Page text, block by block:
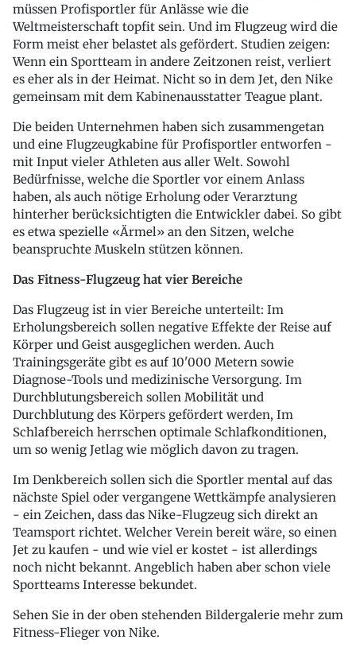
müssen Profisportler für Anlässe wie die
Weltmeisterschaft topfit sein. Und im Flugzeug wird die
Form meist eher belastet als gefördert. Studien zeigen:
Wenn ein Sportteam in andere Zeitzonen reist, verliert
es eher als in der Heimat. Nicht so in dem Jet, den Nike
gemeinsam mit dem Kabinenausstatter Teague plant.
Die beiden Unternehmen haben sich zusammengetan
und eine Flugzeugkabine für Profisportler entworfen -
mit Input vieler Athleten aus aller Welt. Sowohl
Bedürfnisse, welche die Sportler vor einem Anlass
haben, als auch nötige Erholung oder Verarztung
hinterher berücksichtigten die Entwickler dabei. So gibt
es etwa spezielle «Ärmel» an den Sitzen, welche
beanspruchte Muskeln stützen können.
Das Fitness-Flugzeug hat vier Bereiche
Das Flugzeug ist in vier Bereiche unterteilt: Im
Erholungsbereich sollen negative Effekte der Reise auf
Körper und Geist ausgeglichen werden. Auch
Trainingsgeräte gibt es auf 10'000 Metern sowie
Diagnose-Tools und medizinische Versorgung. Im
Durchblutungsbereich sollen Mobilität und
Durchblutung des Körpers gefördert werden, Im
Schlafbereich herrschen optimale Schlafkonditionen,
um so wenig Jetlag wie möglich davon zu tragen.
Im Denkbereich sollen sich die Sportler mental auf das
nächste Spiel oder vergangene Wettkämpfe analysieren
- ein Zeichen, dass das Nike-Flugzeug sich direkt an
Teamsport richtet. Welcher Verein bereit wäre, so einen
Jet zu kaufen - und wie viel er kostet - ist allerdings
noch nicht bekannt. Angeblich haben aber schon viele
Sportteams Interesse bekundet.
Sehen Sie in der oben stehenden Bildergalerie mehr zum
Fitness-Flieger von Nike.